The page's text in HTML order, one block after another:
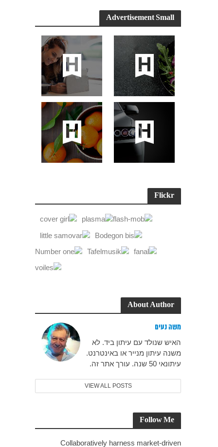
Advertisement Small
Flickr
About Author
משה נעים
האיש שנולד עם עיתון ביד. לא
משנה עיתון מנייר או באינטרנט.
עיתונאי 50 שנה. עורך אתר זה.
VIEW ALL POSTS
Follow Me
Collaboratively harness market-driven